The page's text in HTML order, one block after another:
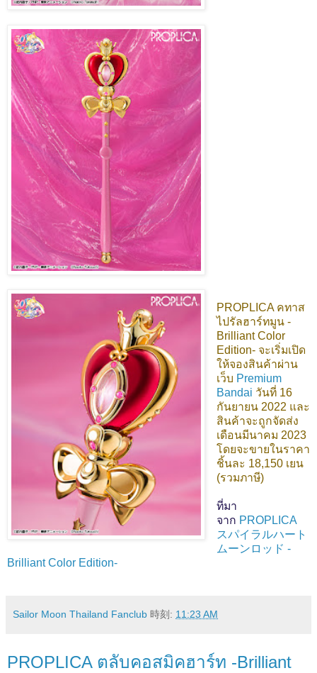
PROPLICA คทาส
ไปรัลฮาร์ทมูน -
Brilliant Color
Edition- จะเริ่มเปิด
ให้จองสินค้าผ่าน
เว็บ Premium
Bandai วันที่ 16
กันยายน 2022 และ
สินค้าจะถูกจัดส่ง
เดือนมีนาคม 2023
โดยจะขายในราคา
ชิ้นละ 18,150 เยน
(รวมภาษี)
ที่มา
จาก PROPLICA
スパイラルハート
ムーンロッド -
Brilliant Color Edition-
Sailor Moon Thailand Fanclub 時刻: 11:23 AM
PROPLICA ตลับคอสมิคฮาร์ท -Brilliant